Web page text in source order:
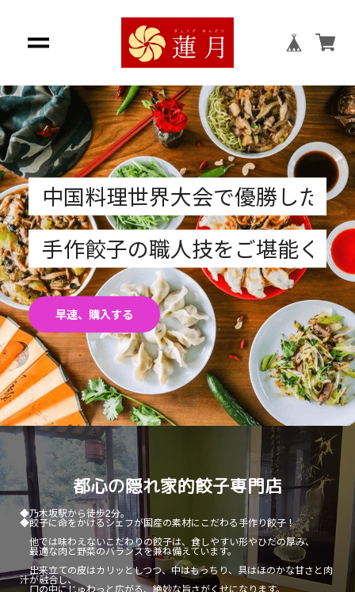
中国料理世界大会で優勝したシ
手作餃子の職人技をご堪能くだ
早速、購入する
都心の隠れ家的餃子専門店
◆乃木坂駅から徒歩2分。
◆餃子に命をかけるシェフが国産の素材にこだわる手作り餃子！
他では味わえないこだわりの餃子は、食しやすい形やひだの厚み、
最適な肉と野菜のバランスを兼ね備えています。
出来立ての皮はカリッとしつつ、中はもっちり、具はほのかな甘さと肉
汁が融合し、
口の中にじゅわっと広がる、絶妙な旨さがくせになります。